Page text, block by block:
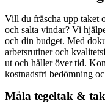
Vill du fräscha upp taket
och salta vindar? Vi
och din budget. Med
arbetsrutiner och
ut och håller över tid.
kostnadsfri bedömning
Måla tegeltak &